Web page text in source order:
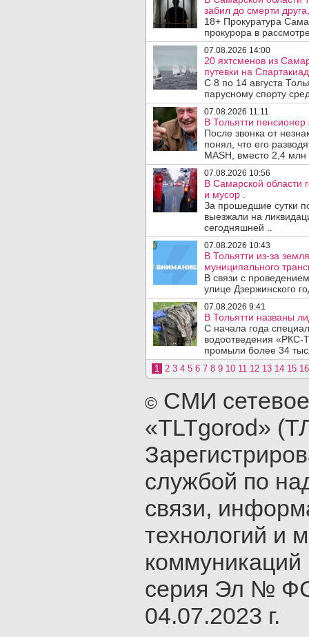
забил до смерти
18+ Прокуратура
прокурора в
07.08.2026 14:00
20 яхтсменов из
путевки на
С 8 по 14 августа
парусному спорту
07.08.2026 11:11
В Тольятти
После звонка от
понял, что его
MASH, вместо 2,4 млн
07.08.2026 10:56
В Самарской области
и мусор .
За прошедшие сутки
выезжали на
сегодняшней ..
07.08.2026 10:43
В Тольятти из-за
муниципального
В связи с
улице Дзержинского
07.08.2026 9:41
В Тольятти названы
С начала года
водоотведения «РКС-
промыли более 34
1 2 3 4 5 6 7 8 9 10 11 12 13 14 15 16
© СМИ
«TLTgorod»
службой по
связи,
технологий и
серия Эл №
04.07.2023 г.